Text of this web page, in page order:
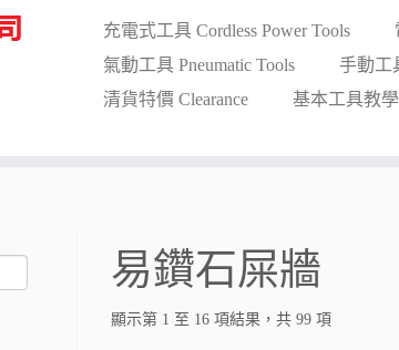
充電式工具 Cordless Power Tools
氣動工具 Pneumatic Tools
手動工
清貨特價 Clearance
基本工具教學
易鑽石屎牆
顯示第 1 至 16 項結果，共 99 項